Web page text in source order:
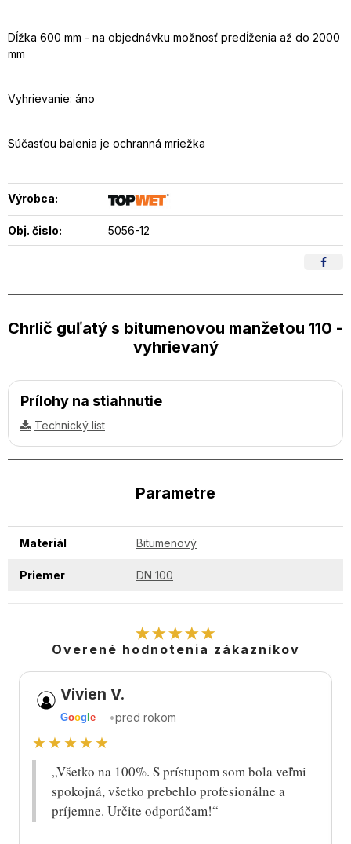
Dĺžka 600 mm - na objednávku možnosť predĺženia až do 2000
mm
Vyhrievanie: áno
Súčasťou balenia je ochranná mriežka
Výrobca:
Obj. čislo: 5056-12
Chrlič guľatý s bitumenovou manžetou 110 -
vyhrievaný
Prílohy na stiahnutie
Technický list
Parametre
Materiál Bitumenový
Priemer DN 100
★★★★★
Overené hodnotenia zákazníkov
Vivien V.
Goog le •pred rokom
★★★★★
„Všetko na 100%. S prístupom som bola veľmi
spokojná, všetko prebehlo profesionálne a
príjemne. Určite odporúčam!“